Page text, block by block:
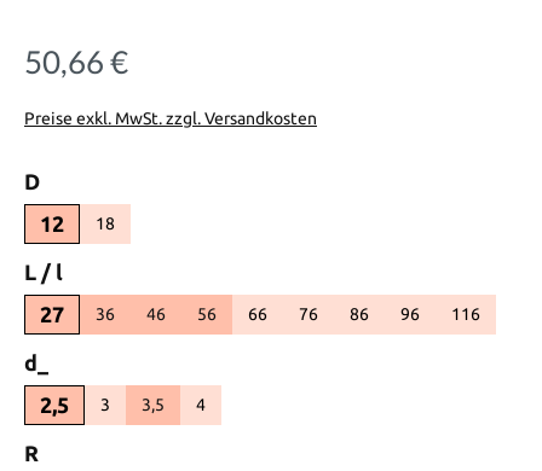
Regulärer Preis:
50,66 €
Preise exkl. MwSt. zzgl. Versandkosten
Dauswählen
12
18(Diese Option ist zurzeit nicht verfügbar.)
L / l
27
36 46 56 66(Diese Option ist zurzeit nicht verfügbar.)
76(Diese Option ist zurzeit nicht
86(Diese Option ist zurzeit
96(Diese Option ist
116(Diese
d_
2,5
3(Diese Option ist zurzeit nicht verfügbar.)
3,5 4(Diese Option ist zurzeit nicht verfügbar.)
R